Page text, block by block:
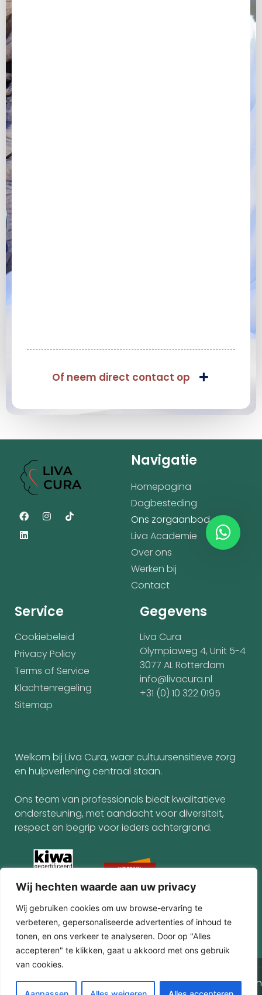
Wij hechten waarde aan uw privacy
Wij gebruiken cookies om uw browse-ervaring te
verbeteren, gepersonaliseerde advertenties of inhoud te
tonen, en ons verkeer te analyseren. Door op "Alles
accepteren" te klikken, gaat u akkoord met ons gebruik
van cookies.
Of neem direct contact op
Navigatie
Homepagina
Dagbesteding
Ons zorgaanbod
Liva Academie
Over ons
Werken bij
Contact
Service
Cookiebeleid
Privacy Policy
Terms of Service
Klachtenregeling
Sitemap
Gegevens
Liva Cura
Olympiaweg 4, Unit 5-4
3077 AL Rotterdam
info@livacura.nl
+31 (0) 10 322 0195
Welkom bij Liva Cura, waar cultuursensitieve zorg
en hulpverlening centraal staan.
Ons team van professionals biedt kwalitatieve
ondersteuning, met aandacht voor diversiteit,
respect en begrip voor ieders achtergrond.
© 2025 Alle rechten gereserveerdAlgemene voorwaarden
NL